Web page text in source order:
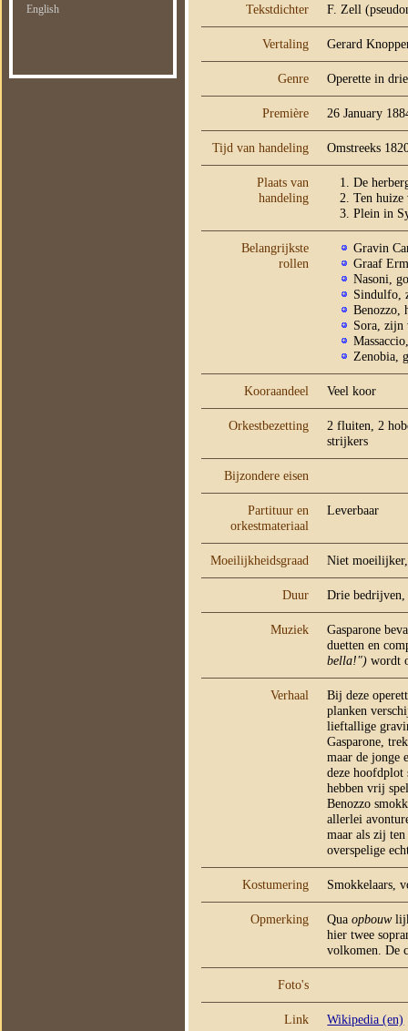
English Tekstdichter F. Zell
Vertaling Gerard
Genre Operette in
Première 26 January
Tijd van handeling Omstreeks
Plaats van
handeling
De
Ten
Plein in
Belangrijkste
rollen
Gravin
Graaf
Nasoni,
Sindulfo,
Benozzo,
Sora,
Zenobia,
Kooraandeel Veel koor
Orkestbezetting
2 fluiten, 2
strijkers
Bijzondere eisen
Partituur en
orkestmateriaal
Leverbaar
Moeilijkheidsgraad Niet
Duur Drie
Muziek
Gasparone
duetten en
bella!") wordt
Verhaal
Bij deze
planken
lieftallige
Gasparone,
maar de jonge
deze hoofdplot
hebben vrij
Benozzo
allerlei
maar als zij
overspelige
Kostumering Smokkelaars,
Opmerking Quaopbouw
hier twee
volkomen. De
Foto's
Link Wikipedia (en)